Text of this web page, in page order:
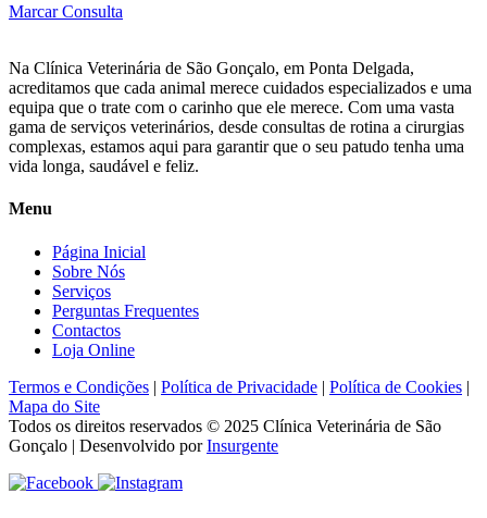
Marcar Consulta
Na Clínica Veterinária de São Gonçalo, em Ponta Delgada,
acreditamos que cada animal merece cuidados especializados e uma
equipa que o trate com o carinho que ele merece. Com uma vasta
gama de serviços veterinários, desde consultas de rotina a cirurgias
complexas, estamos aqui para garantir que o seu patudo tenha uma
vida longa, saudável e feliz.
Menu
Página Inicial
Sobre Nós
Serviços
Perguntas Frequentes
Contactos
Loja Online
Termos e Condições | Política de Privacidade | Política de Cookies |
Mapa do Site
Todos os direitos reservados © 2025 Clínica Veterinária de São
Gonçalo | Desenvolvido porInsurgente